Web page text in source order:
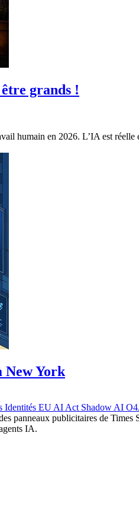
grands !
humain en 2026. L’IA est
New York
Identités EU AI Act Shadow AI
panneaux publicitaires de
IA.